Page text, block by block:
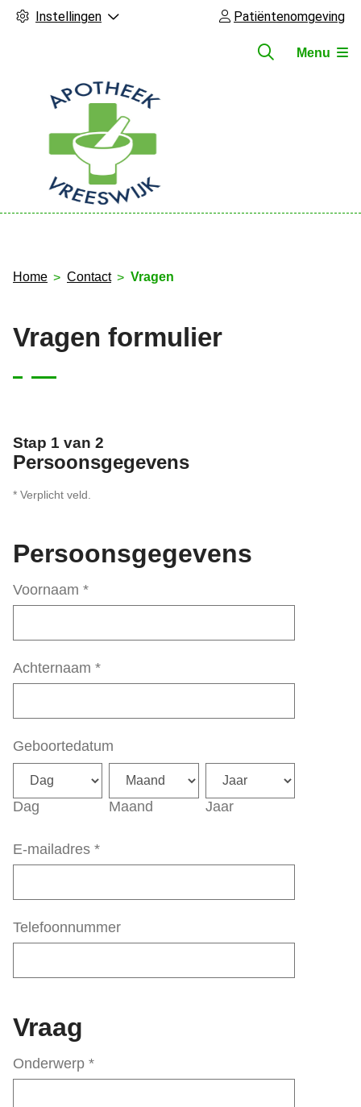
Instellingen Patiëntenomgeving
Menu
Home Contact Vragen
Vragen formulier
Stap 1 van 2
Persoonsgegevens
* Verplicht veld.
Persoonsgegevens
Voornaam *
Achternaam *
Geboortedatum
Dag Maand Jaar
E-mailadres *
Telefoonnummer
Vraag
Onderwerp *